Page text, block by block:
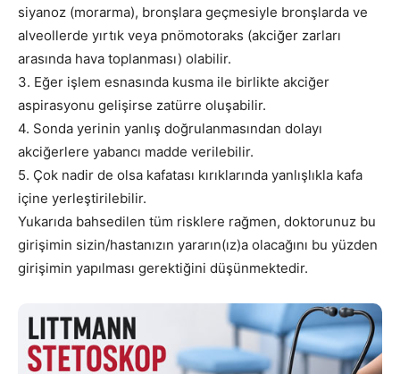
siyanoz (morarma), bronşlara geçmesiyle bronşlarda ve
alveollerde yırtık veya pnömotoraks (akciğer zarları
arasında hava toplanması) olabilir.
3. Eğer işlem esnasında kusma ile birlikte akciğer
aspirasyonu gelişirse zatürre oluşabilir.
4. Sonda yerinin yanlış doğrulanmasından dolayı
akciğerlere yabancı madde verilebilir.
5. Çok nadir de olsa kafatası kırıklarında yanlışlıkla kafa
içine yerleştirilebilir.
Yukarıda bahsedilen tüm risklere rağmen, doktorunuz bu
girişimin sizin/hastanızın yararın(ız)a olacağını bu yüzden
girişimin yapılması gerektiğini düşünmektedir.